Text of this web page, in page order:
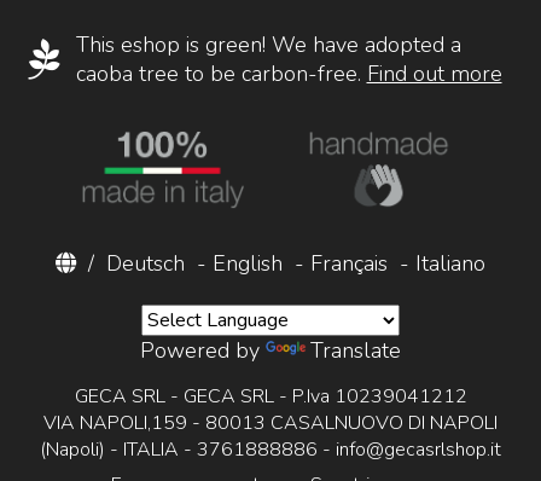
This eshop is green! We have adopted a
caoba tree to be carbon-free. Find out more
/ Deutsch - English - Français - Italiano
Powered by Translate
GECA SRL - GECA SRL - P.Iva 10239041212
VIA NAPOLI,159 - 80013 CASALNUOVO DI NAPOLI
(Napoli) - ITALIA - 3761888886 - info@gecasrlshop.it